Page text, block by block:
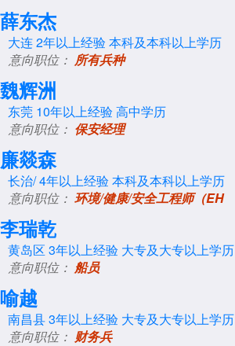
薛东杰
大连2年以上经验本科及本科以上学历
意向职位： 所有兵种
魏辉洲
东莞 10年以上经验高中学历
意向职位： 保安经理
廉燚森
长治/4年以上经验本科及本科以上学历
意向职位： 环境/健康/安全工程师（EH
李瑞乾
黄岛区 3年以上经验 大专及大专以上学历
意向职位： 船员
喻越
南昌县3年以上经验 大专及大专以上学历
意向职位： 财务兵